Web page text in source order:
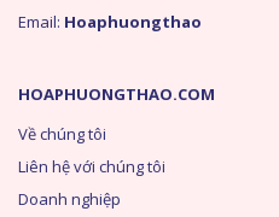
HOAPHUONGTHAO.COM
Về chúng tôi
Liên hệ với chúng tôi
Doanh nghiệp
Email: Hoaphuongthao